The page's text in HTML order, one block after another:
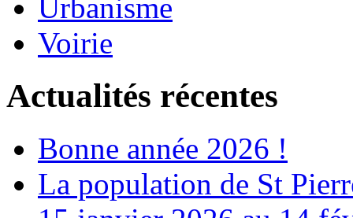
Urbanisme
Voirie
Actualités récentes
Bonne année 2026 !
La population de St